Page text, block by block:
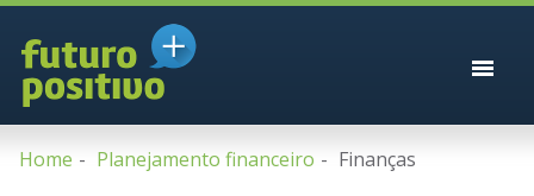
Home Planejamento financeiro Finanças